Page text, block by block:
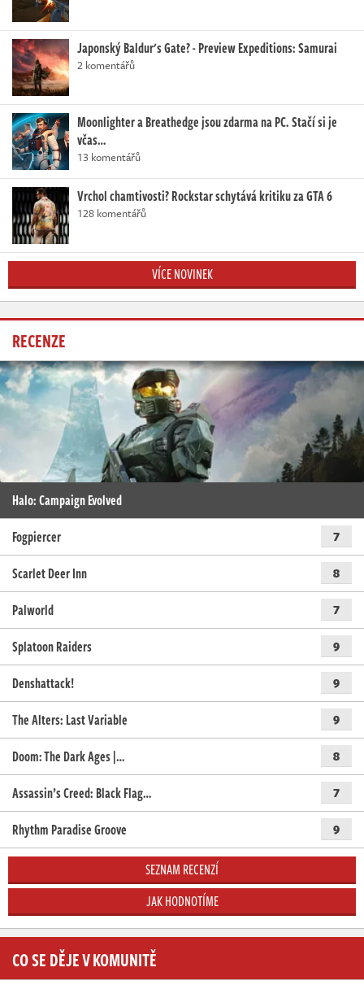
Japonský Baldur's Gate? - Preview Expeditions: Samurai
2 komentářů
Moonlighter a Breathedge jsou zdarma na PC. Stačí si je
včas…
13 komentářů
Vrchol chamtivosti? Rockstar schytává kritiku za GTA 6
128 komentářů
VÍCE NOVINEK
RECENZE
Halo: Campaign Evolved
Fogpiercer
7
Scarlet Deer Inn 8
Palworld 7
Splatoon Raiders 9
Denshattack! 9
The Alters: Last Variable 9
Doom: The Dark Ages |… 8
Assassin’s Creed: Black Flag… 7
Rhythm Paradise Groove 9
SEZNAM RECENZÍ
JAK HODNOTÍME
CO SE DĚJE V KOMUNITĚ